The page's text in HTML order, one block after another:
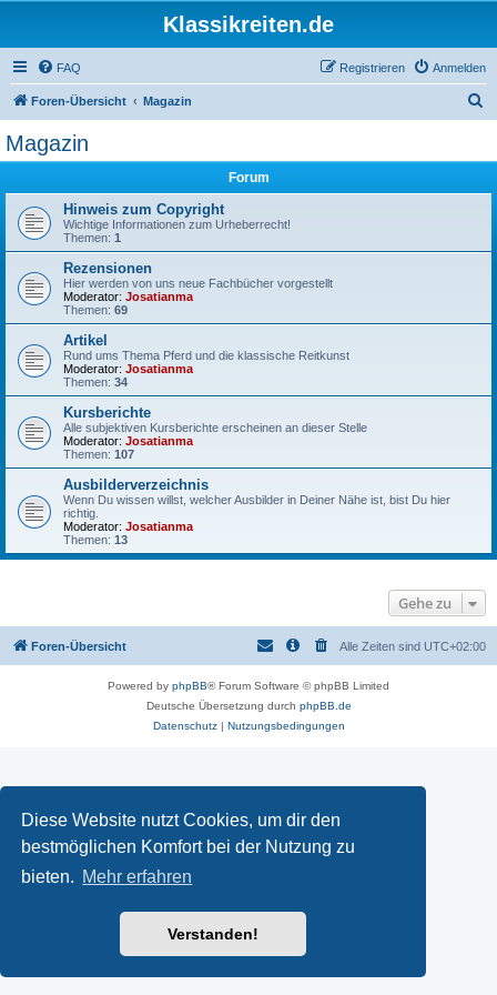
Diese Website nutzt Cookies, um dir den
bestmöglichen Komfort bei der Nutzung zu
bieten. Mehr erfahren
Verstanden!
Klassikreiten.de
FAQ Anmelden
Registrieren
Foren-Übersicht Magazin
Magazin
Forum
Hinweis zum Copyright
Wichtige Informationen zum Urheberrecht!
Themen: 1
Rezensionen
Hier werden von uns neue Fachbücher vorgestellt
Moderator: Josatianma
Themen: 69
Artikel
Rund ums Thema Pferd und die klassische Reitkunst
Moderator: Josatianma
Themen: 34
Kursberichte
Alle subjektiven Kursberichte erscheinen an dieser Stelle
Moderator: Josatianma
Themen: 107
Ausbilderverzeichnis
Wenn Du wissen willst, welcher Ausbilder in Deiner Nähe ist, bist Du hier
richtig.
Moderator: Josatianma
Themen: 13
Gehe zu
Foren-Übersicht Alle Zeiten sind UTC+02:00
Powered by phpBB® Forum Software © phpBB Limited
Deutsche Übersetzung durch phpBB.de
Datenschutz| Nutzungsbedingungen